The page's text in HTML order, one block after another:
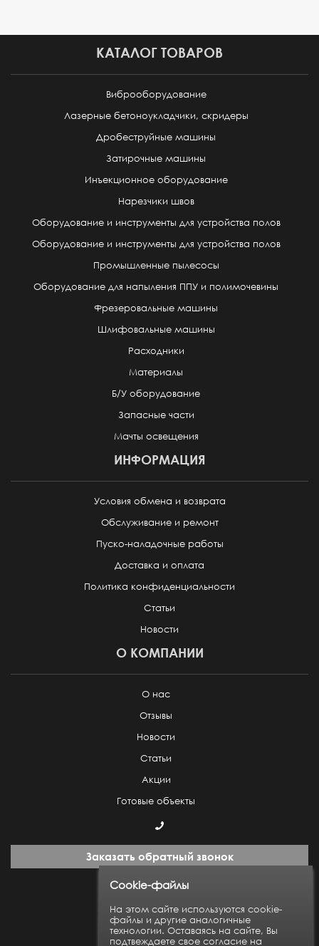
КАТАЛОГ ТОВАРОВ
Виброоборудование
Лазерные бетоноукладчики, скридеры
Дробеструйные машины
Затирочные машины
Инъекционное оборудование
Нарезчики швов
Оборудование и инструменты для устройства полов
Оборудование и инструменты для устройства полов
Промышленные пылесосы
Оборудование для напыления ППУ и полимочевины
Фрезеровальные машины
Шлифовальные машины
Расходники
Материалы
Б/У оборудование
Запасные части
Мачты освещения
ИНФОРМАЦИЯ
Условия обмена и возврата
Обслуживание и ремонт
Пуско-наладочные работы
Доставка и оплата
Политика конфиденциальности
Статьи
Новости
О КОМПАНИИ
О нас
Отзывы
Новости
Статьи
Акции
Готовые объекты
Заказать обратный звонок
Пн-Пт: с 9:00 до 18:00
Карта сайта
Cookie-файлы
На этом сайте используются cookie-
файлы и другие аналогичные
технологии. Оставаясь на сайте, Вы
подтвеждаете свое согласие на